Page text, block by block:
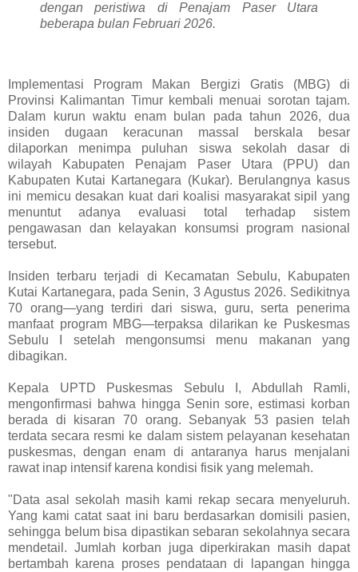
dengan peristiwa di Penajam Paser Utara
beberapa bulan Februari 2026.
Implementasi Program Makan Bergizi Gratis (MBG) di
Provinsi Kalimantan Timur kembali menuai sorotan tajam.
Dalam kurun waktu enam bulan pada tahun 2026, dua
insiden dugaan keracunan massal berskala besar
dilaporkan menimpa puluhan siswa sekolah dasar di
wilayah Kabupaten Penajam Paser Utara (PPU) dan
Kabupaten Kutai Kartanegara (Kukar). Berulangnya kasus
ini memicu desakan kuat dari koalisi masyarakat sipil yang
menuntut adanya evaluasi total terhadap sistem
pengawasan dan kelayakan konsumsi program nasional
tersebut.
Insiden terbaru terjadi di Kecamatan Sebulu, Kabupaten
Kutai Kartanegara, pada Senin, 3 Agustus 2026. Sedikitnya
70 orang—yang terdiri dari siswa, guru, serta penerima
manfaat program MBG—terpaksa dilarikan ke Puskesmas
Sebulu I setelah mengonsumsi menu makanan yang
dibagikan.
Kepala UPTD Puskesmas Sebulu I, Abdullah Ramli,
mengonfirmasi bahwa hingga Senin sore, estimasi korban
berada di kisaran 70 orang. Sebanyak 53 pasien telah
terdata secara resmi ke dalam sistem pelayanan kesehatan
puskesmas, dengan enam di antaranya harus menjalani
rawat inap intensif karena kondisi fisik yang melemah.
"Data asal sekolah masih kami rekap secara menyeluruh.
Yang kami catat saat ini baru berdasarkan domisili pasien,
sehingga belum bisa dipastikan sebaran sekolahnya secara
mendetail. Jumlah korban juga diperkirakan masih dapat
bertambah karena proses pendataan di lapangan hingga